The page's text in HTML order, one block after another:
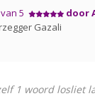
5
door
Gazali
1 woord losliet